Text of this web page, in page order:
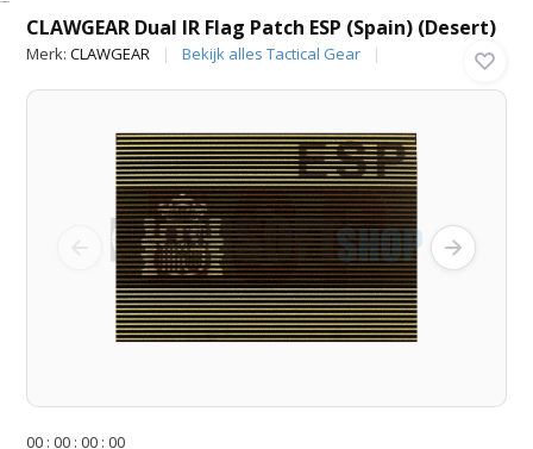
CLAWGEAR Dual IR Flag Patch ESP (Spain) (Desert)
Merk:CLAWGEAR Bekijk alles Tactical Gear
00 :00 :00 :00